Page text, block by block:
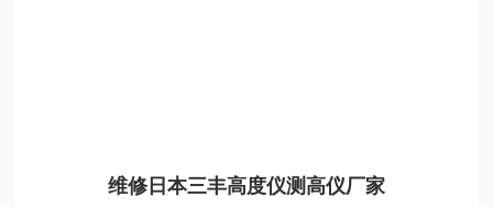
维修日本三丰高度仪测高仪厂家